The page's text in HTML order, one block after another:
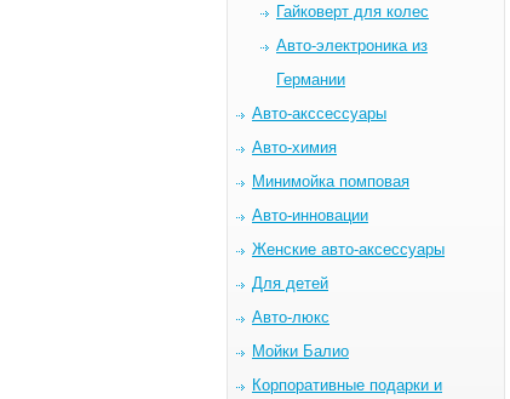
Гайковерт для колес
Авто-электроника из
Германии
Авто-акссессуары
Авто-химия
Минимойка помповая
Авто-инновации
Женские авто-аксессуары
Для детей
Авто-люкс
Мойки Балио
Корпоративные подарки и